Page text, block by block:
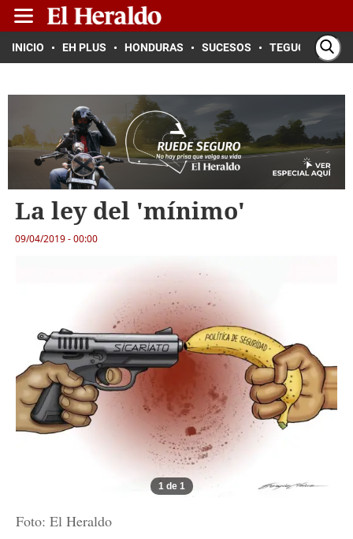
INICIO EH PLUS HONDURAS SUCESOS TEGUCIGALPA
La ley del 'mínimo'
09/04/2019 - 00:00
1 de 1
Foto: El Heraldo